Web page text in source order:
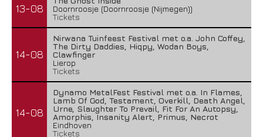
13-08
Doornroosje (Doornroosje (Nijmegen))
Tickets
14-08
Nirwana Tuinfeest Festival met o.a. John Coffey,
The Dirty Daddies, Hiqpy, Wodan Boys,
Clawfinger
Lierop
Tickets
14-08
Dynamo MetalFest Festival met o.a. In Flames,
Lamb Of God, Testament, Overkill, Death Angel,
Urne, Slaughter To Prevail, Fit For An Autopsy,
Amorphis, Insanity Alert, Primus, Necrot
Eindhoven
Tickets